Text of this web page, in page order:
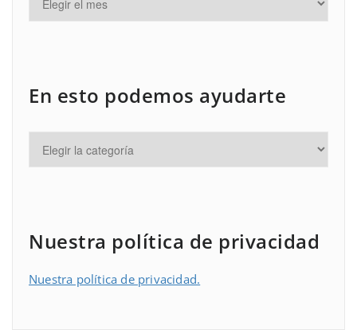
En esto podemos ayudarte
Nuestra política de privacidad
Nuestra política de privacidad.